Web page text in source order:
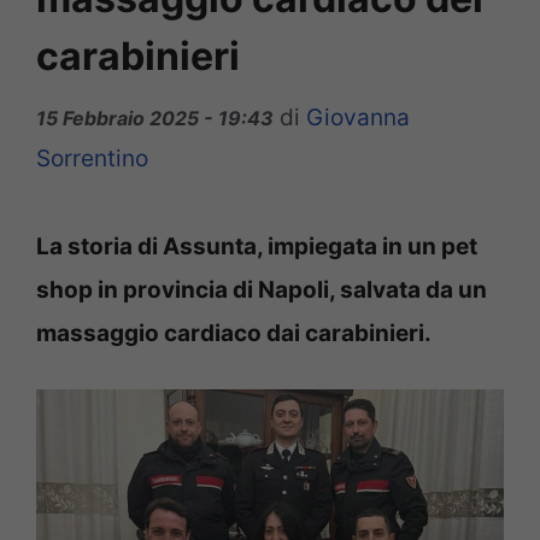
carabinieri
15 Febbraio 2025 - 19:43 di Giovanna
Sorrentino
La storia di Assunta, impiegata in un pet
shop in provincia di Napoli, salvata da un
massaggio cardiaco dai carabinieri.